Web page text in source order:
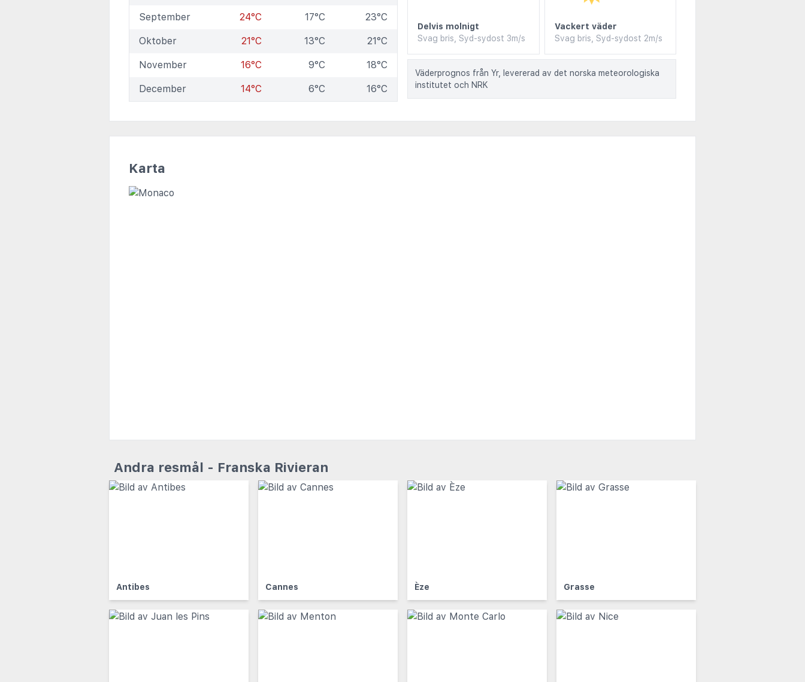
September 24°C 17°C 23°C
Oktober 21°C 13°C 21°C
November 16°C 9°C 18°C
December 14°C 6°C 16°C
Delvis molnigt
Svag bris, Syd-sydost 3m/s
Vackert väder
Svag bris, Syd-sydost 2m/s
Väderprognos från Yr, levererad av det norska meteorologiska
institutet och NRK
Karta
Andra resmål - Franska Rivieran
Antibes Cannes Èze Grasse